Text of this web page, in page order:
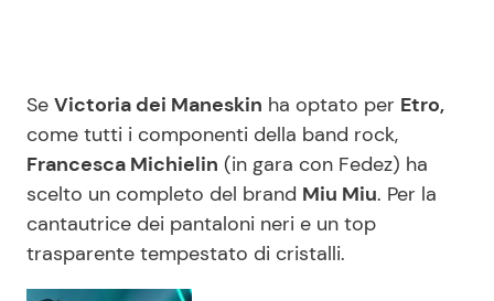
Se Victoria dei Maneskin ha optato per Etro,
come tutti i componenti della band rock,
Francesca Michielin (in gara con Fedez) ha
scelto un completo del brand Miu Miu. Per la
cantautrice dei pantaloni neri e un top
trasparente tempestato di cristalli.